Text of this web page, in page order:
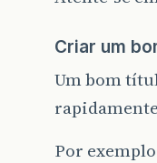
Criar um
Um bom
Por